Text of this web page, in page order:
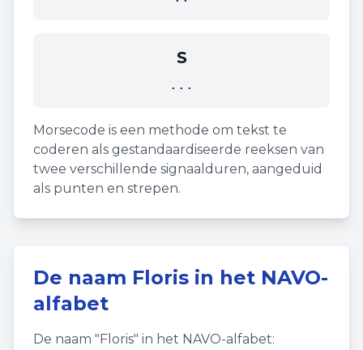
S
...
Morsecode is een methode om tekst te
coderen als gestandaardiseerde reeksen van
twee verschillende signaalduren, aangeduid
als punten en strepen.
De naam Floris in het NAVO-
alfabet
De naam "Floris" in het NAVO-alfabet: